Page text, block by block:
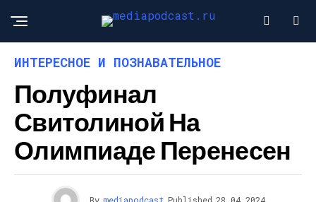
ИНТЕРЕСНОЕ И ПОЗНАВАТЕЛЬНОЕ
Полуфинал
Свитолиной На
Олимпиаде Перенесен